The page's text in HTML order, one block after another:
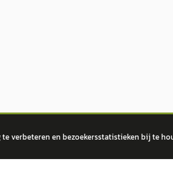
verbeteren en bezoekersstatistieken bij te